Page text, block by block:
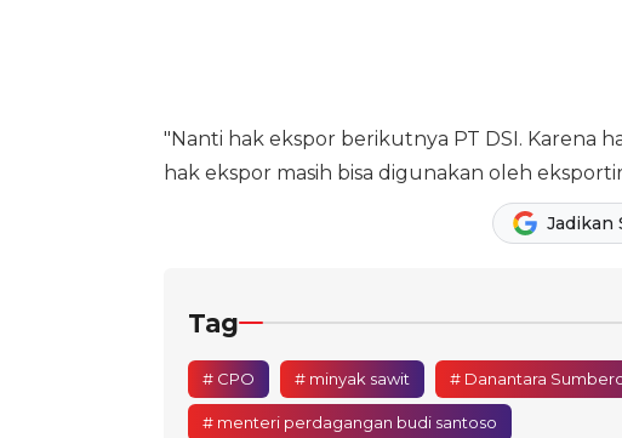
"Nanti hak ekspor berikutnya PT DSI. Karena
hak ekspor masih bisa digunakan oleh
Jadikan
Tag
# CPO # minyak sawit # Danantara
# menteri perdagangan budi santoso